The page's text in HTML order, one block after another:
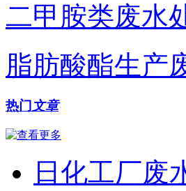
二甲胺类废水
脂肪酸酯生产
热门 文章
日化工厂废